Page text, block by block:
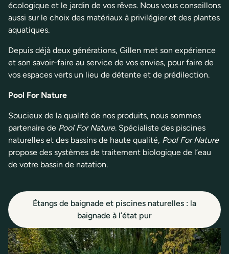
écologique et le jardin de vos rêves. Nous vous conseillons
aussi sur le choix des matériaux à privilégier et des plantes
aquatiques.
Depuis déjà deux générations, Gillen met son expérience
et son savoir-faire au service de vos envies, pour faire de
vos espaces verts un lieu de détente et de prédilection.
Pool For Nature
Soucieux de la qualité de nos produits, nous sommes
partenaire de Pool For Nature. Spécialiste des piscines
naturelles et des bassins de haute qualité, Pool For Nature
propose des systèmes de traitement biologique de l’eau
de votre bassin de natation.
Étangs de baignade et piscines naturelles : la
baignade à l’état pur